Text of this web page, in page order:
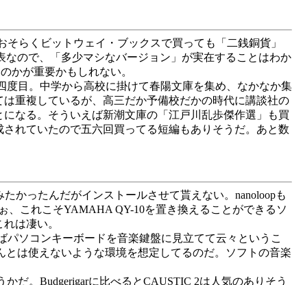
らくビットウェイ・ブックスで買っても「二銭銅貨」
なので、「多少マシなバージョン」が実在することはわか
かが重要かもしれない。
目。中学から高校に掛けて春陽文庫を集め、なかなか集
重複しているが、高三だか予備校だかの時代に講談社の
なる。そういえば新潮文庫の「江戸川乱歩傑作選」も買
れていたので五六回買ってる短編もありそうだ。あと数
かったんだがインストールさせて貰えない。nanoloopも
、これこそYAMAHA QY-10を置き換えることができるソ
は凄い。
ソコンキーボードを音楽鍵盤に見立てて云々というこ
は使えないような環境を想定してるのだ。ソフトの音楽
だ。Budgerigarに比べるとCAUSTIC 2は人気のありそう